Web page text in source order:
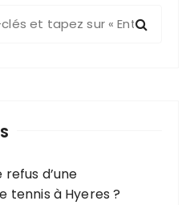
d’une
tennis à Hyeres ?